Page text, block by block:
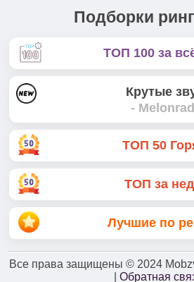
Подборки
ТОП 100 за
Крутые
-
ТОП 50
ТОП за
Лучшие по
Все права защищены © 2024
Обратная